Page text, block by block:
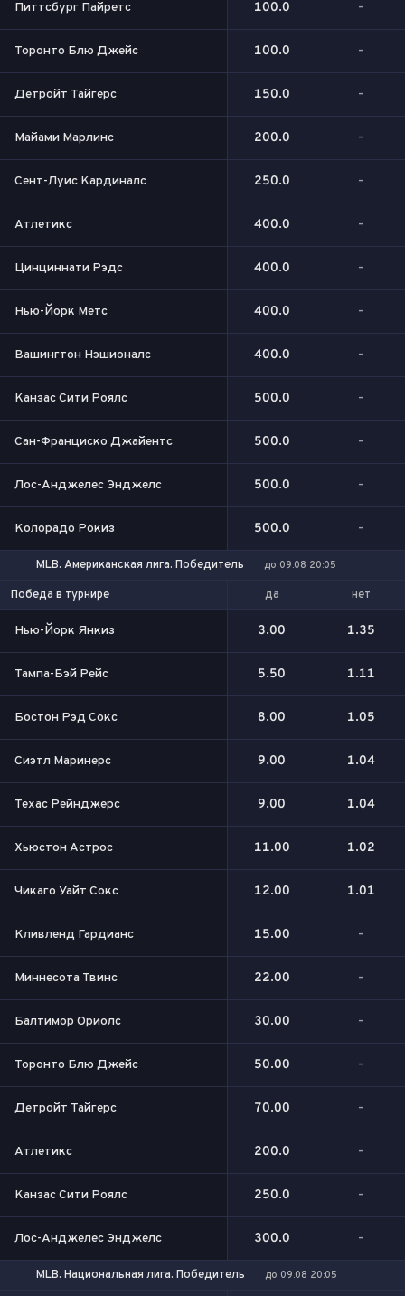
Питтсбург Пайретс 100.0 -
Торонто Блю Джейс 100.0 -
Детройт Тайгерс 150.0 -
Майами Марлинс 200.0 -
Сент-Луис Кардиналс 250.0 -
Атлетикс 400.0 -
Цинциннати Рэдс 400.0 -
Нью-Йорк Метс 400.0 -
Вашингтон Нэшионалс 400.0 -
Канзас Сити Роялс 500.0 -
Сан-Франциско Джайентс 500.0 -
Лос-Анджелес Энджелс 500.0 -
Колорадо Рокиз 500.0 -
MLB. Американская лига. Победитель до 09.08 20:05
Победа в турнире да нет
Нью-Йорк Янкиз 3.00 1.35
Тампа-Бэй Рейс 5.50 1.11
Бостон Рэд Сокс 8.00 1.05
Сиэтл Маринерс 9.00 1.04
Техас Рейнджерс 9.00 1.04
Хьюстон Астрос 11.00 1.02
Чикаго Уайт Сокс 12.00 1.01
Кливленд Гардианс 15.00 -
Миннесота Твинс 22.00 -
Балтимор Ориолс 30.00 -
Торонто Блю Джейс 50.00 -
Детройт Тайгерс 70.00 -
Атлетикс 200.0 -
Канзас Сити Роялс 250.0 -
Лос-Анджелес Энджелс 300.0 -
MLB. Национальная лига. Победитель до 09.08 20:05